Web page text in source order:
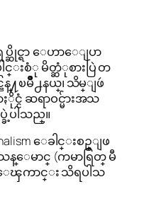
ပ္ဆိုင္ရာ ေဟာေျပာ
င္းစံု မိတ္ဆံုစားပြဲ တ
ြန္႔ၿမိဳဳ႕နယ္၊ သိမ္ျဖဴ
င္ငံ ဆရာဝင္မ်ားအသ
ပါသည္။
ေခါင္းစဥ္ျဖ
ေမာင္ (ကမာရြတ္ မီ
ၾကာင္း သိရပါသ